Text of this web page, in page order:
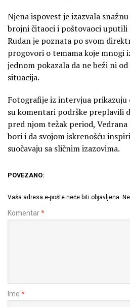
Njena ispovest je izazvala
brojni čitaoci i poštovaoci uputili
Rudan je poznata po svom
progovori o temama koje mnogi
jednom pokazala da ne beži ni
situacija.
Fotografije iz intervjua
su komentari podrške preplavili
pred njom težak period, Vedrana
bori i da svojom iskrenošću
suočavaju sa sličnim izazovima.
POVEZANO:
Vaša adresa e-pošte neće biti objavljena.
Komentar*
Ime *